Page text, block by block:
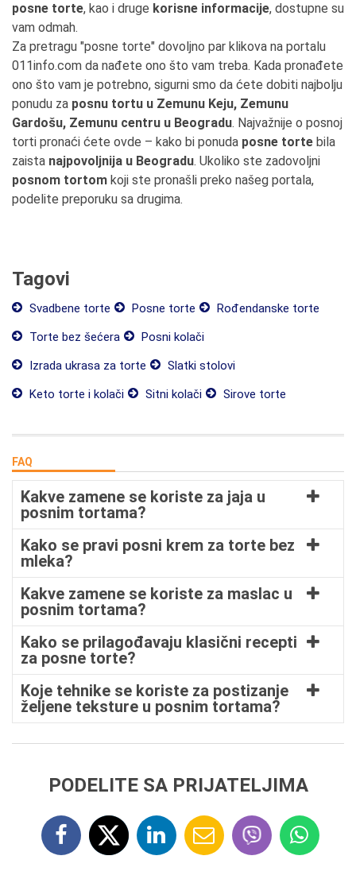
posne torte, kao i druge korisne informacije, dostupne su
vam odmah.
Za pretragu "posne torte" dovoljno par klikova na portalu
011info.com da nađete ono što vam treba. Kada pronađete
ono što vam je potrebno, sigurni smo da ćete dobiti najbolju
ponudu za posnu tortu u Zemunu Keju, Zemunu
Gardošu, Zemunu centru u Beogradu. Najvažnije o posnoj
torti pronaći ćete ovde – kako bi ponuda posne torte bila
zaista najpovoljnija u Beogradu. Ukoliko ste zadovoljni
posnom tortom koji ste pronašli preko našeg portala,
podelite preporuku sa drugima.
Tagovi
Svadbene torte Posne torte
Rođendanske torte
Torte bez šećera
Posni kolači
Izrada ukrasa za torte
Slatki stolovi
Keto torte i kolači
Sitni kolači Sirove torte
FAQ
Kakve zamene se koriste za jaja u
posnim tortama?
Kako se pravi posni krem za torte bez
mleka?
Kakve zamene se koriste za maslac u
posnim tortama?
Kako se prilagođavaju klasični recepti
za posne torte?
Koje tehnike se koriste za postizanje
željene teksture u posnim tortama?
PODELITE SA PRIJATELJIMA